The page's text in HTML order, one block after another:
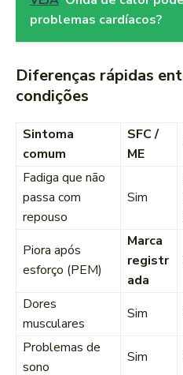
problemas cardíacos?
Diferenças rápidas
condições
Sintoma
comum
SFC /
ME
Fadiga que não
passa com
repouso
Sim
Piora após
esforço (PEM)
Marca
registr
ada
Dores
musculares
Sim
Problemas de
sono
Sim